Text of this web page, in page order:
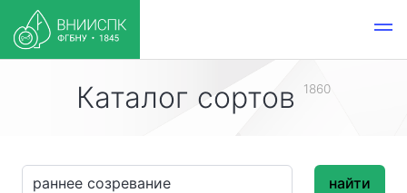
Каталог сортов 1860
найти